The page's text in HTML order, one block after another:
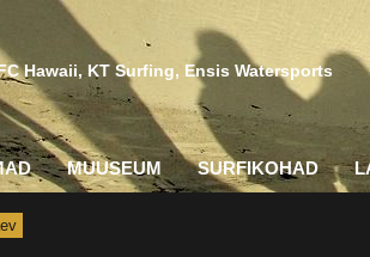
Hawaii, KT Surfing, Ensis Watersports
MUUSEUM SURFIKOHAD